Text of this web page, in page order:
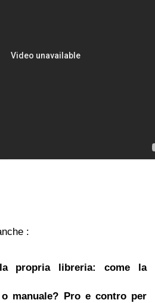
:
propria libreria: come la
manuale? Pro e contro per